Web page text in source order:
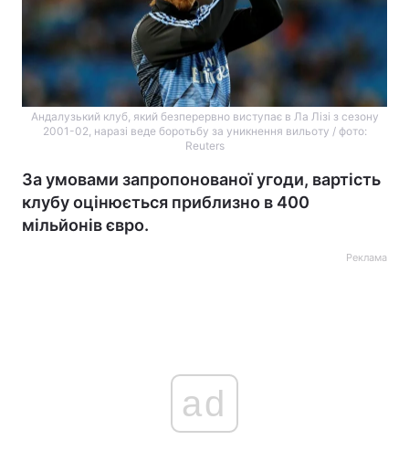
Андалузький клуб, який безперервно виступає в Ла Лізі з сезону
2001-02, наразі веде боротьбу за уникнення вильоту / фото:
Reuters
За умовами запропонованої угоди, вартість
клубу оцінюється приблизно в 400
мільйонів євро.
Реклама
ad